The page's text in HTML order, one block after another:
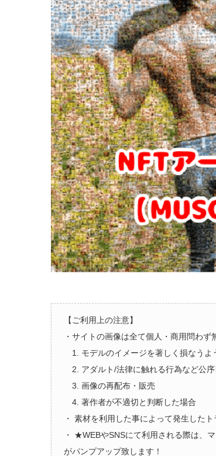
【ご利用上の注意】
・サイトの画像は全て個人・商用問わ
1. モデルのイメージを著しく損なうよ
2. アダルト/法律に触れる行為など公
3. 画像の再配布・販売
4. 著作者が不適切と判断した場合
・ 素材を利用した事によって発生した
・ ★WEBやSNSにて利用される際は、
がパンプアップ致します！